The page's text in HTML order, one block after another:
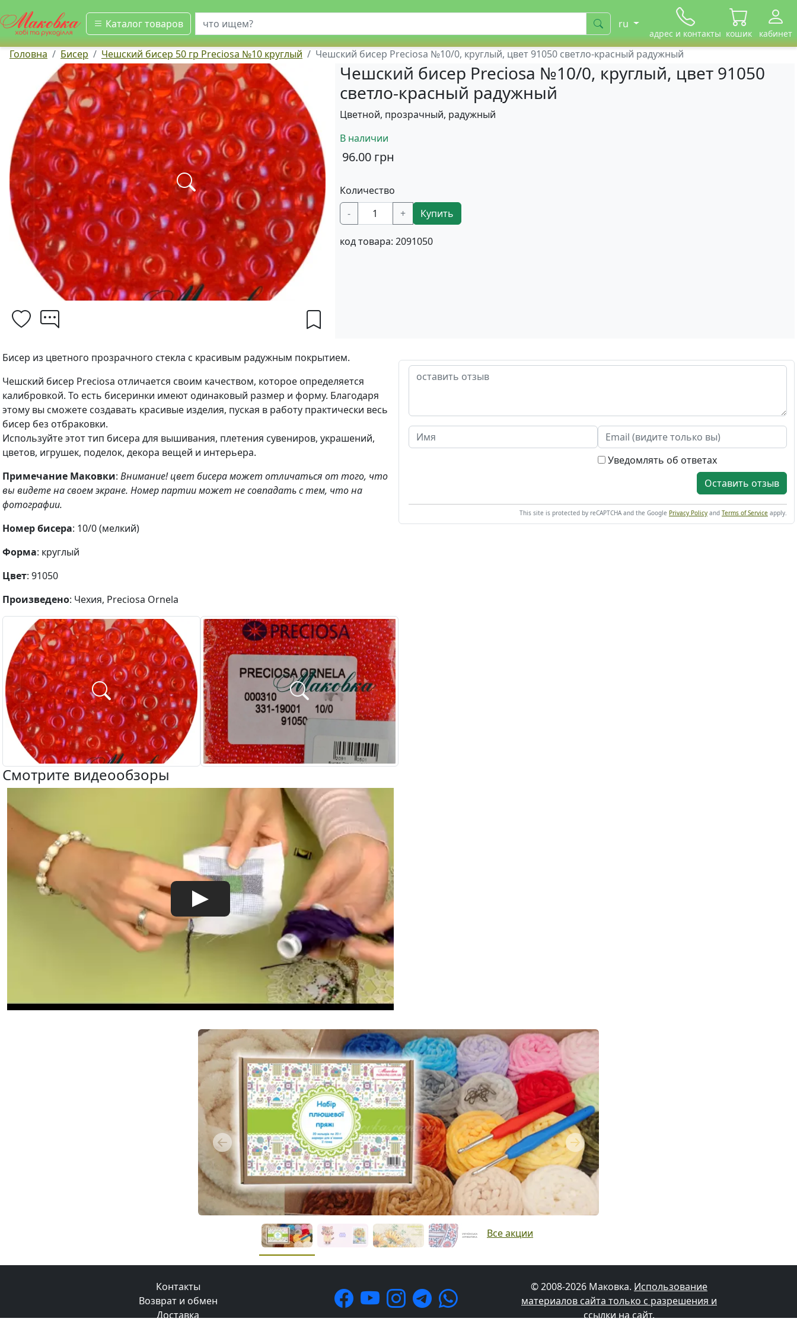
Каталог товаров
искать ru
адрес и контакты кошик кабинет
Головна Бисер Чешский бисер 50 гр Preciosa №10 круглый Чешский бисер Preciosa №10/0, круглый, цвет 91050 светло-красный радужный
Чешский бисер Preciosa №10/0, круглый, цвет 91050
светло-красный радужный
Цветной, прозрачный, радужный
В наличии
96.00 грн
Количество
-
+ Купить
код товара: 2091050
Бисер из цветного прозрачного стекла с красивым радужным покрытием.
Чешский бисер Preciosa отличается своим качеством, которое определяется
калибровкой. То есть бисеринки имеют одинаковый размер и форму. Благодаря
этому вы сможете создавать красивые изделия, пуская в работу практически весь
бисер без отбраковки.
Используйте этот тип бисера для вышивания, плетения сувениров, украшений,
цветов, игрушек, поделок, декора вещей и интерьера.
Примечание Маковки: Внимание! цвет бисера может отличаться от того, что
вы видете на своем экране. Номер партии может не совпадать с тем, что на
фотографии.
Номер бисера: 10/0 (мелкий)
Форма: круглый
Цвет: 91050
Произведено: Чехия, Preciosa Ornela
Смотрите видеообзоры
Уведомлять об ответах
Оставить отзыв
This site is protected by reCAPTCHA and the Google Privacy Policy and Terms of Service apply.
Previous Next
Все акции
Контакты
Возврат и обмен
Доставка
© 2008-2026 Маковка. Использование
материалов сайта только с разрешения и
ссылки на сайт.